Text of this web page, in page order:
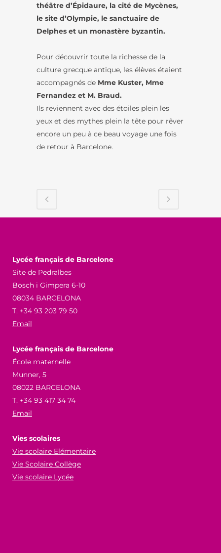
théâtre d’Épidaure, la cité de Mycènes,
le site d’Olympie, le sanctuaire de
Delphes et un monastère byzantin.
Pour découvrir toute la richesse de la
culture grecque antique, les élèves étaient
accompagnés de Mme Kuster, Mme
Fernandez et M. Braud.
Ils reviennent avec des étoiles plein les
yeux et des mythes plein la tête pour rêver
encore un peu à ce beau voyage une fois
de retour à Barcelone.
Lycée français de Barcelone
Site de Pedralbes
Bosch i Gimpera 6-10
08034 BARCELONA
T. +34 93 203 79 50
Email
Lycée français de Barcelone
École maternelle
Munner, 5
08022 BARCELONA
T. +34 93 417 34 74
Email
Vies scolaires
Vie scolaire Elémentaire
Vie Scolaire Collège
Vie scolaire Lycée